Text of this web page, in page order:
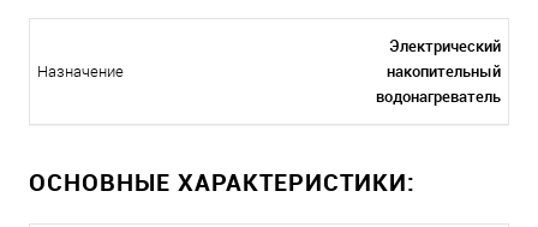
Назначение
Электрический
накопительный
водонагреватель
ОСНОВНЫЕ ХАРАКТЕРИСТИКИ: